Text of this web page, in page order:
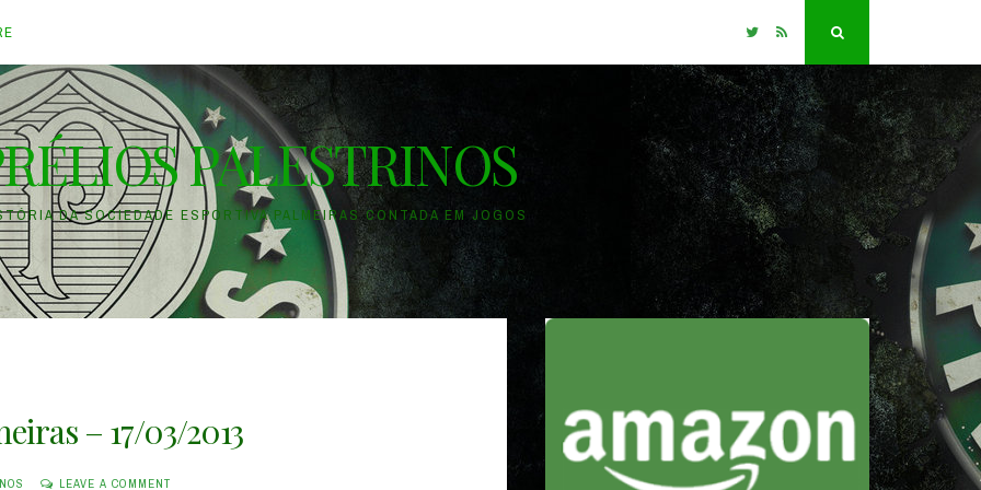
TwitterRSS
PALESTRINOS
DA SOCIEDADE ESPORTIVA PALMEIRAS CONTADA EM JOGOS
– 17/03/2013
LEAVE A COMMENT